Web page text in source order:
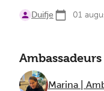
Duifje 01
Ambassadeurs
Marina |